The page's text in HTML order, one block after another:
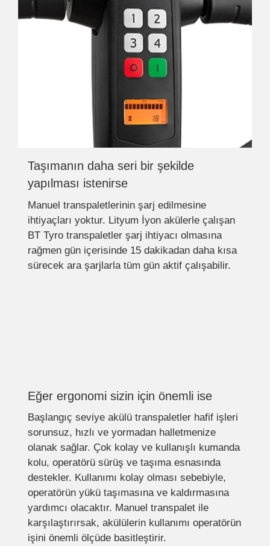
Taşımanın daha seri bir şekilde
yapılması istenirse
Manuel transpaletlerinin şarj edilmesine
ihtiyaçları yoktur. Lityum İyon akülerle çalışan
BT Tyro transpaletler şarj ihtiyacı olmasına
rağmen gün içerisinde 15 dakikadan daha kısa
sürecek ara şarjlarla tüm gün aktif çalışabilir.
Eğer ergonomi sizin için önemli ise
Başlangıç seviye akülü transpaletler hafif işleri
sorunsuz, hızlı ve yormadan halletmenize
olanak sağlar. Çok kolay ve kullanışlı kumanda
kolu, operatörü sürüş ve taşıma esnasında
destekler. Kullanımı kolay olması sebebiyle,
operatörün yükü taşımasına ve kaldırmasına
yardımcı olacaktır. Manuel transpalet ile
karşılaştırırsak, akülülerin kullanımı operatörün
işini önemli ölçüde basitleştirir.